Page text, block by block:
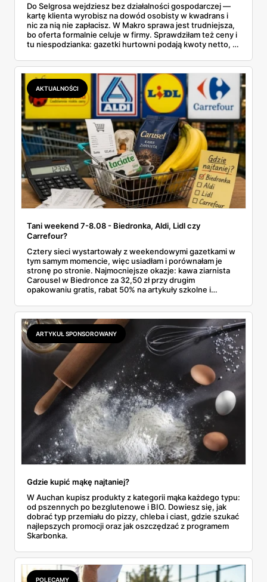
Do Selgrosa wejdziesz bez działalności gospodarczej —
kartę klienta wyrobisz na dowód osobisty w kwadrans i
nic za nią nie zapłacisz. W Makro sprawa jest trudniejsza,
bo oferta formalnie celuje w firmy. Sprawdziłam też ceny i
tu niespodzianka: gazetki hurtowni podają kwoty netto, a
zawsze wygrywa — ta sama kawa ziarnista kosztuje w
Makro ponad dwa razy więcej niż w weekendowej
promocji dyskontu.
AKTUALNOŚCI
Tani weekend 7-8.08 - Biedronka, Aldi, Lidl czy
Carrefour?
Cztery sieci wystartowały z weekendowymi gazetkami w
tym samym momencie, więc usiadłam i porównałam je
stronę po stronie. Najmocniejsze okazje: kawa ziarnista
Carousel w Biedronce za 32,50 zł przy drugim
opakowaniu gratis, rabat 50% na artykuły szkolne i
2,99 zł za kilogram, ale wyłącznie w sobotę z aplikacją. Aldi
odpowiada masłem za 2,99 zł. Werdykt w skrócie:
najwięcej wyciśniesz z Biedronki, po świeże warzywa jedź
do Aldi.
ARTYKUŁ SPONSOROWANY
Gdzie kupić mąkę najtaniej?
W Auchan kupisz produkty z kategorii mąka każdego typu:
od pszennych po bezglutenowe i BIO. Dowiesz się, jak
dobrać typ przemiału do pizzy, chleba i ciast, gdzie szukać
najlepszych promocji oraz jak oszczędzać z programem
Skarbonka.
POLECAMY